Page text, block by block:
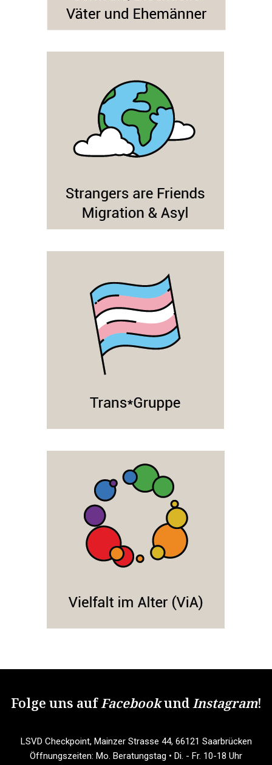
Folge uns aufFacebookundInstagram!
LSVD Checkpoint, Mainzer Strasse 44, 66121 Saarbrücken
Öffnungszeiten: Mo. Beratungstag • Di. - Fr. 10-18 Uhr